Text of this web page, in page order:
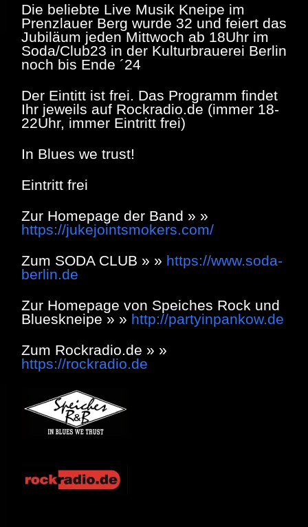
Die beliebte Live Musik Kneipe im
Prenzlauer Berg wurde 32 und feiert das
Jubiläum jeden Mittwoch ab 18Uhr im
Soda/Club23 in der Kulturbrauerei Berlin
noch bis Ende ´24
Der Eintitt ist frei. Das Programm findet
Ihr jeweils auf Rockradio.de (immer 18-
22Uhr, immer Eintritt frei)
In Blues we trust!
Eintritt frei
Zur Homepage der Band » »
https://jukejointsmokers.com/
Zum SODA CLUB » » https://www.soda-
berlin.de
Zur Homepage von Speiches Rock und
Blueskneipe » » http://partyinpankow.de
Zum Rockradio.de » »
https://rockradio.de